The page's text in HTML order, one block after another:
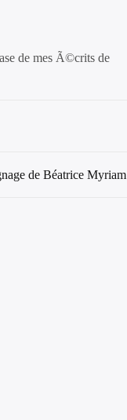
de mes Ã©crits de
de Béatrice Myriam